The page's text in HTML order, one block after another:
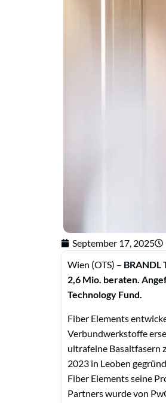
September 17, 2025
Wien (OTS) – BRANDL
2,6 Mio. beraten.
Technology Fund.
Fiber Elements
Verbundwerkstoffe
ultrafeine Basaltfasern
2023 in Leoben
Fiber Elements seine
Partners wurde von